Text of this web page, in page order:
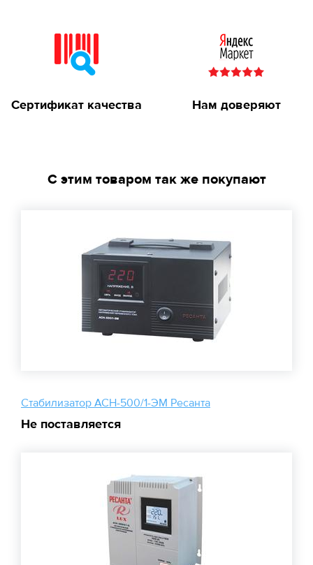
Сертификат качества Нам доверяют
С этим товаром так же покупают
Стабилизатор АСН-500/1-ЭМ Ресанта
Не поставляется